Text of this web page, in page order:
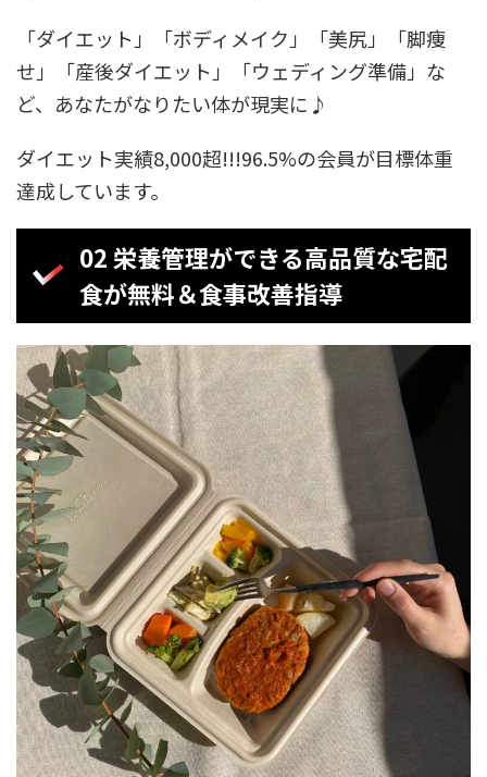
「ダイエット」「ボディメイク」「美尻」「脚痩
せ」「産後ダイエット」「ウェディング準備」な
ど、あなたがなりたい体が現実に♪
ダイエット実績8,000超!!!96.5%の会員が目標体重
達成しています。
02 栄養管理ができる高品質な宅配
食が無料＆食事改善指導